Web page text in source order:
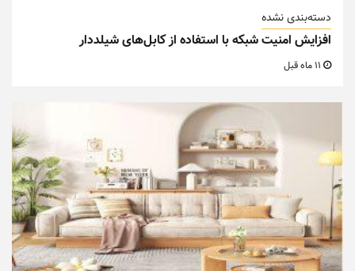
دسته‌بندی نشده
افزایش امنیت شبکه با استفاده از کابل‌های شیلددار